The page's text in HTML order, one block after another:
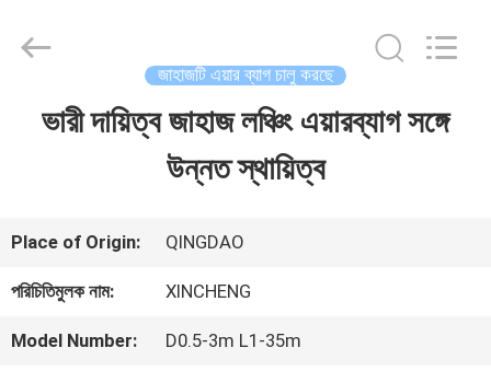
বাড়ি
VR
প্রদর্শন
Rubber
Products
জাহাজটি এয়ার ব্যাগ চালু করছে
ভারী দায়িত্ব জাহাজ লঞ্চিং এয়ারব্যাগ সঙ্গে
উন্নত স্থায়িত্ব
Place of Origin: QINGDAO
পরিচিতিমুলক নাম: XINCHENG
Model Number: D0.5-3m L1-35m